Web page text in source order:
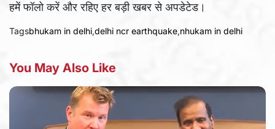
हमें फॉलो करें और रहिए हर बड़ी खबर से अपडेटेड।
Tagsbhukam in delhi,delhi ncr earthquake,nhukam in delhi
You May Also Like